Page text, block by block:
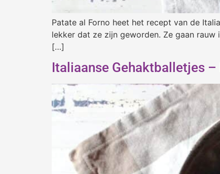
Patate al Forno heet het recept van de
lekker dat ze zijn geworden. Ze gaan
[…]
Italiaanse Gehaktballetjes